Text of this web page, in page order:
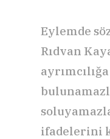
Eylemde
Rıdvan
ifadelerini